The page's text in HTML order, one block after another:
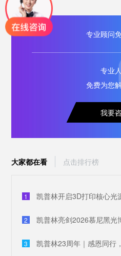
专业顾问
专业
免费为您
我要
大家都在看 点击排行榜
1 凯普林开启3D打印核心光
2
3 凯普林23周年｜感恩同行